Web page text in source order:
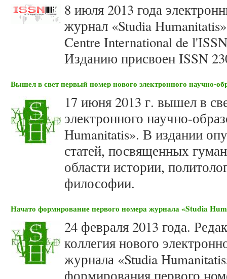
8 июля 2013 года
журнал «Studia
Centre International de
Изданию присвоен ISSN
Вышел в свет первый номер нового электронного научно-
17 июня 2013 г. вышел в
электронного научно-
Humanitatis». В издании
статей, посвященных
области истории,
философии.
Начато формирование первого номера журнала «Studia
24 февраля 2013 года.
коллегия нового
журнала «Studia